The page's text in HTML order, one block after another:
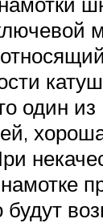
один из
будут